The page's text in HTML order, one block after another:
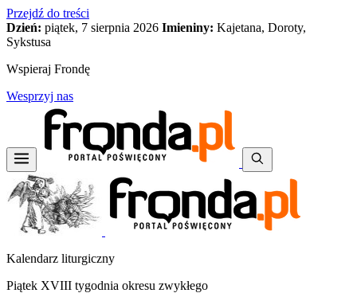
Przejdź do treści
Dzień: piątek, 7 sierpnia 2026 Imieniny: Kajetana, Doroty,
Sykstusa
Wspieraj Frondę
Wesprzyj nas
Kalendarz liturgiczny
Piątek XVIII tygodnia okresu zwykłego